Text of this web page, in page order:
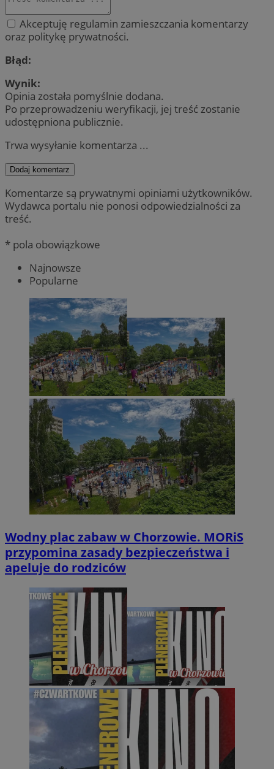
Akceptuję regulamin zamieszczania komentarzy
oraz politykę prywatności.
Błąd:
Wynik:
Opinia została pomyślnie dodana.
Po przeprowadzeniu weryfikacji, jej treść zostanie
udostępniona publicznie.
Trwa wysyłanie komentarza ...
Dodaj komentarz
Komentarze są prywatnymi opiniami użytkowników.
Wydawca portalu nie ponosi odpowiedzialności za
treść.
* pola obowiązkowe
Najnowsze
Popularne
Wodny plac zabaw w Chorzowie. MORiS
przypomina zasady bezpieczeństwa i
apeluje do rodziców